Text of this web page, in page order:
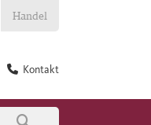
Handel
Kontakt